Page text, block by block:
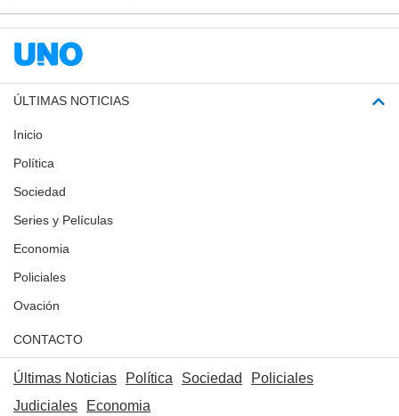
ÚLTIMAS NOTICIAS
Inicio
Política
Sociedad
Series y Películas
Economia
Policiales
Ovación
CONTACTO
Últimas Noticias Política Sociedad
Policiales
Judiciales
Economia